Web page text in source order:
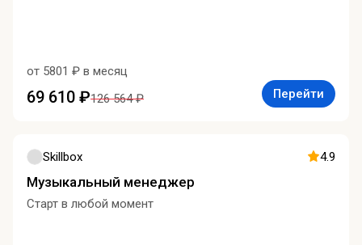
от 5801 ₽ в месяц
69 610 ₽126 564 ₽ Перейти
Skillbox 4.9
Музыкальный менеджер
Старт в любой момент